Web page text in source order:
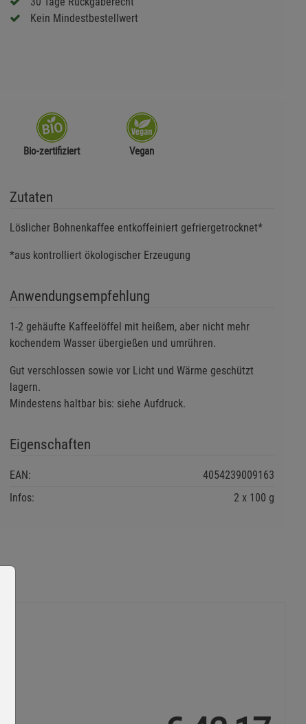
Kein Mindestbestellwert
Bio-zertifiziert Vegan
Zutaten
Löslicher Bohnenkaffee entkoffeiniert gefriergetrocknet*
*aus kontrolliert ökologischer Erzeugung
Anwendungsempfehlung
1-2 gehäufte Kaffeelöffel mit heißem, aber nicht mehr
kochendem Wasser übergießen und umrühren.
Gut verschlossen sowie vor Licht und Wärme geschützt
lagern.
Mindestens haltbar bis: siehe Aufdruck.
Eigenschaften
EAN:
4054239009163
Infos:
2 x 100 g